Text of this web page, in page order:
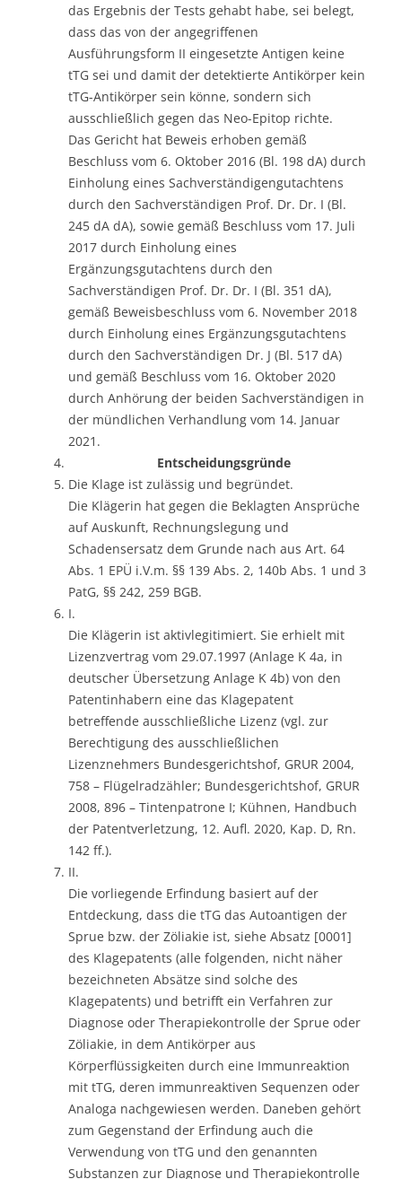
das Ergebnis der Tests gehabt habe, sei belegt,
dass das von der angegriffenen
Ausführungsform II eingesetzte Antigen keine
tTG sei und damit der detektierte Antikörper kein
tTG-Antikörper sein könne, sondern sich
ausschließlich gegen das Neo-Epitop richte.
Das Gericht hat Beweis erhoben gemäß
Beschluss vom 6. Oktober 2016 (Bl. 198 dA) durch
Einholung eines Sachverständigengutachtens
durch den Sachverständigen Prof. Dr. Dr. I (Bl.
245 dA dA), sowie gemäß Beschluss vom 17. Juli
2017 durch Einholung eines
Ergänzungsgutachtens durch den
Sachverständigen Prof. Dr. Dr. I (Bl. 351 dA),
gemäß Beweisbeschluss vom 6. November 2018
durch Einholung eines Ergänzungsgutachtens
durch den Sachverständigen Dr. J (Bl. 517 dA)
und gemäß Beschluss vom 16. Oktober 2020
durch Anhörung der beiden Sachverständigen in
der mündlichen Verhandlung vom 14. Januar
2021.
Entscheidungsgründe
Die Klage ist zulässig und begründet.
Die Klägerin hat gegen die Beklagten Ansprüche
auf Auskunft, Rechnungslegung und
Schadensersatz dem Grunde nach aus Art. 64
Abs. 1 EPÜ i.V.m. §§ 139 Abs. 2, 140b Abs. 1 und 3
PatG, §§ 242, 259 BGB.
I.
Die Klägerin ist aktivlegitimiert. Sie erhielt mit
Lizenzvertrag vom 29.07.1997 (Anlage K 4a, in
deutscher Übersetzung Anlage K 4b) von den
Patentinhabern eine das Klagepatent
betreffende ausschließliche Lizenz (vgl. zur
Berechtigung des ausschließlichen
Lizenznehmers Bundesgerichtshof, GRUR 2004,
758 – Flügelradzähler; Bundesgerichtshof, GRUR
2008, 896 – Tintenpatrone I; Kühnen, Handbuch
der Patentverletzung, 12. Aufl. 2020, Kap. D, Rn.
142 ff.).
II.
Die vorliegende Erfindung basiert auf der
Entdeckung, dass die tTG das Autoantigen der
Sprue bzw. der Zöliakie ist, siehe Absatz [0001]
des Klagepatents (alle folgenden, nicht näher
bezeichneten Absätze sind solche des
Klagepatents) und betrifft ein Verfahren zur
Diagnose oder Therapiekontrolle der Sprue oder
Zöliakie, in dem Antikörper aus
Körperflüssigkeiten durch eine Immunreaktion
mit tTG, deren immunreaktiven Sequenzen oder
Analoga nachgewiesen werden. Daneben gehört
zum Gegenstand der Erfindung auch die
Verwendung von tTG und den genannten
Substanzen zur Diagnose und Therapiekontrolle